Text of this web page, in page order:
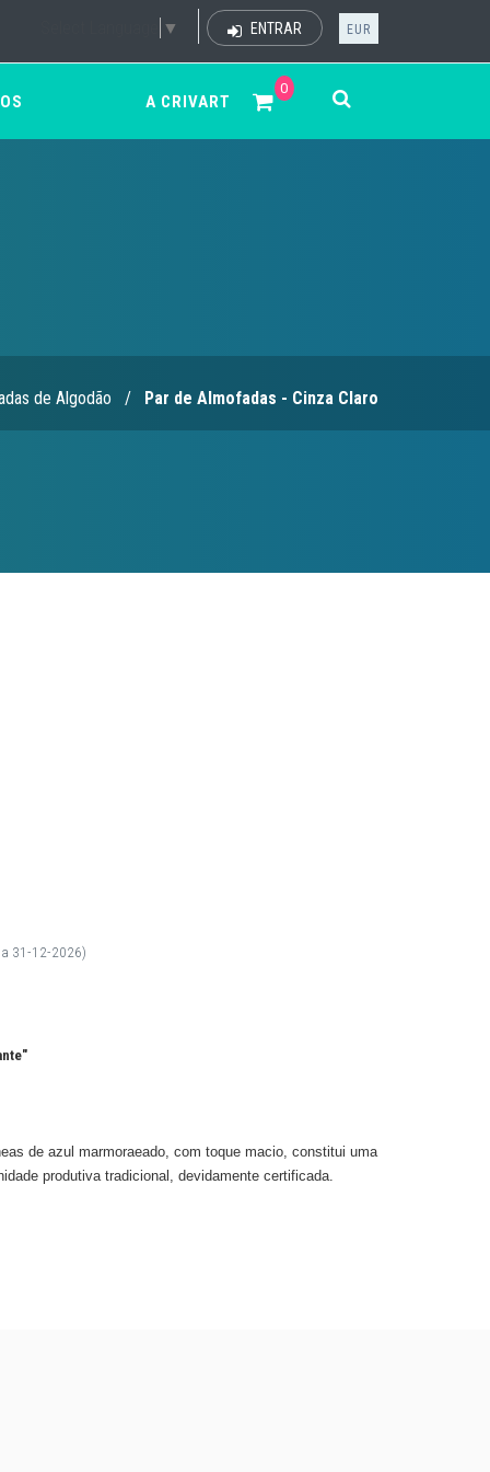
▼ ENTRAR EUR
0
A CRIVART
de Algodão / Par de Almofadas - Cinza Claro
31-12-2026)
de azul marmoraeado, com toque macio, constitui uma
produtiva tradicional, devidamente certificada.